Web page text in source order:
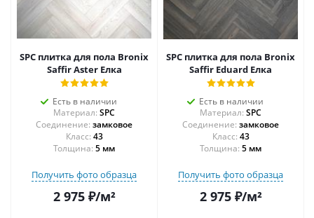
SPC плитка для пола Bronix
Saffir Aster Елка
Есть в наличии
Материал: SPC
Соединение: замковое
43
Толщина: 5 мм
Получить фото образца
2 975₽/м²
SPC плитка для пола Bronix
Saffir Eduard Елка
Есть в наличии
Материал: SPC
Соединение: замковое
43
Толщина: 5 мм
Получить фото образца
2 975₽/м²